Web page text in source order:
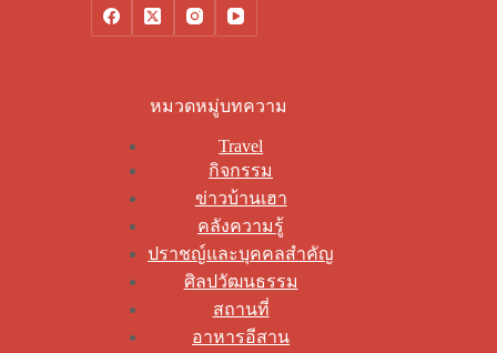
หมวดหมู่บทความ
Travel
กิจกรรม
ข่าวบ้านเฮา
คลังความรู้
ปราชญ์และบุคคลสำคัญ
ศิลปวัฒนธรรม
สถานที่
อาหารอีสาน